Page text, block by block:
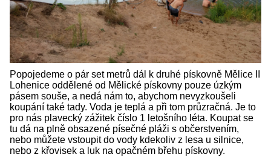
Popojedeme o pár set metrů dál k druhé pískovně Mělice II
Lohenice oddělené od Mělické pískovny pouze úzkým
pásem souše, a nedá nám to, abychom nevyzkoušeli
koupání také tady. Voda je teplá a při tom průzračná. Je to
pro nás plavecký zážitek číslo 1 letošního léta. Koupat se
tu dá na plně obsazené písečné pláži s občerstvením,
nebo můžete vstoupit do vody kdekoliv z lesa u silnice,
nebo z křovisek a luk na opačném břehu pískovny.